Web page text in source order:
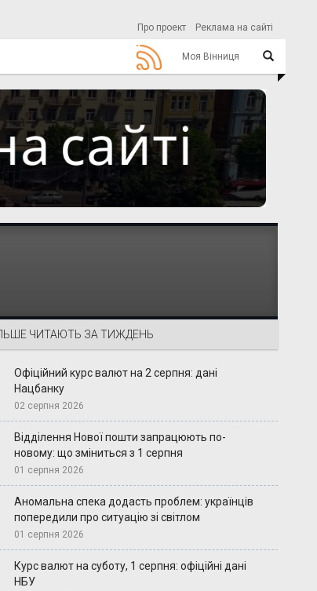
Про проект Реклама на сайті
Моя Вінниця
ЧИТАЮТЬ ЗА ТИЖДЕНЬ
Офіційний курс валют на 2 серпня: дані
Нацбанку
02 серпня 2026
Відділення Нової пошти запрацюють по-
новому: що зміниться з 1 серпня
01 серпня 2026
Аномальна спека додасть проблем: українців
попередили про ситуацію зі світлом
01 серпня 2026
Курс валют на суботу, 1 серпня: офіційні дані
НБУ